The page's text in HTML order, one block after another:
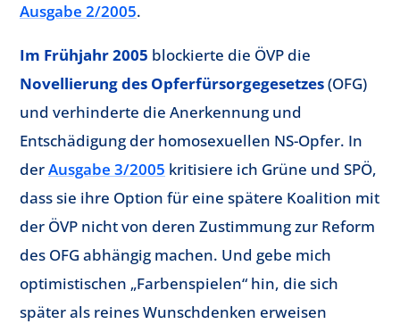
Ausgabe 2/2005.
Im Frühjahr 2005 blockierte die ÖVP die
Novellierung des Opferfürsorgegesetzes(OFG)
und verhinderte die Anerkennung und
Entschädigung der homosexuellen NS-Opfer. In
derAusgabe 3/2005 kritisiere ich Grüne und SPÖ,
dass sie ihre Option für eine spätere Koalition mit
der ÖVP nicht von deren Zustimmung zur Reform
des OFG abhängig machen. Und gebe mich
optimistischen „Farbenspielen“ hin, die sich
später als reines Wunschdenken erweisen